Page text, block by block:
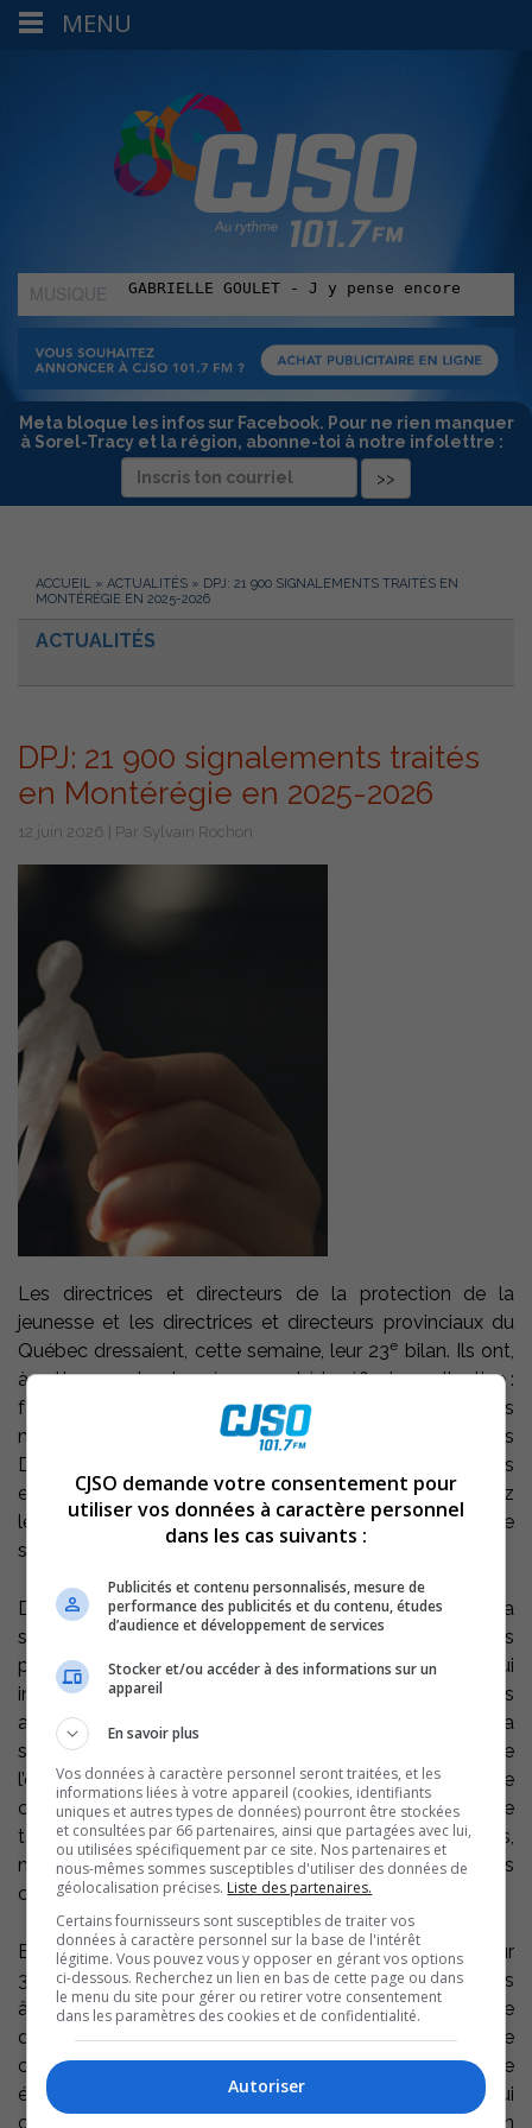
MUSIQUE
:
Meta bloque les infos sur Facebook. Pour ne rien manquer
à Sorel-Tracy et la région, abonne-toi à notre infolettre :
ACCUEIL » ACTUALITÉS » DPJ: 21 900 SIGNALEMENTS TRAITÉS EN
MONTÉRÉGIE EN 2025-2026
ACTUALITÉS
DPJ: 21 900 signalements traités
en Montérégie en 2025-2026
12 juin 2026 | Par Sylvain Rochon
Les directrices et directeurs de la protection de la
jeunesse et les directrices et directeurs provinciaux du
Québec dressaient, cette semaine, leur 23e bilan. Ils ont,
à cette occasion, lancé un appel à la réflexion collective :
faisons-nous réellement des enfants une priorité dans
nos choix de société? Au cours des dernières années, les
DPJ-DP constatent une complexification des situations
et une augmentation importante des besoins, tant chez
les jeunes que pour leur famille, et ce, dans un contexte
social en profonde transformation.
Des données récentes témoignent de la fragilité de la
santé mentale des jeunes. Plus de la moitié des élèves
présentent des signes d’anxiété sociale, une réalité qui
influence leur bien-être et leur développement, mais
aussi leur réussite scolaire. Parallèlement, le réseau de la
santé et des services sociaux ainsi que celui de
l’éducation doivent composer avec d’importants défis de
capacité et d’adaptation. En effet, des prises en charge
tardives amènent une détérioration des situations,
nécessitant ultimement des interventions beaucoup plus
complexes.
En 2025-2026, 21 290 signalements ont été traités pour
304 000 enfants en Montérégie, soit 5,4% des enfants
âgés de 0 à 17 ans en Montérégie. Il s’agit d’une hausse
de 2,7 % des signalements par rapport à l’an dernier. De
ces 21 290 signalements, le quart a été retenu pour une
évaluation approfondie par les DPJ (25,1 %), ce qui
concerne 4952 enfants. 4081 enfants ont été pris en
MENU
CJSO demande votre consentement pour
utiliser vos données à caractère personnel
dans les cas suivants :
Publicités et contenu personnalisés, mesure de
performance des publicités et du contenu, études
d’audience et développement de services
Stocker et/ou accéder à des informations sur un
appareil
En savoir plus
Vos données à caractère personnel seront traitées, et les
informations liées à votre appareil (cookies, identifiants
uniques et autres types de données) pourront être stockées
et consultées par 66 partenaires, ainsi que partagées avec lui,
ou utilisées spécifiquement par ce site. Nos partenaires et
nous-mêmes sommes susceptibles d'utiliser des données de
géolocalisation précises. Liste des partenaires.
Certains fournisseurs sont susceptibles de traiter vos
données à caractère personnel sur la base de l'intérêt
légitime. Vous pouvez vous y opposer en gérant vos options
ci-dessous. Recherchez un lien en bas de cette page ou dans
le menu du site pour gérer ou retirer votre consentement
dans les paramètres des cookies et de confidentialité.
Autoriser